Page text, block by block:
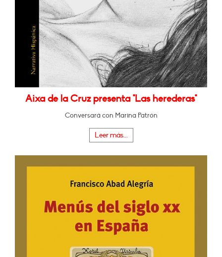
Aixa de la Cruz presenta "Las herederas"
Conversará con Marina Patrón
Leer más...